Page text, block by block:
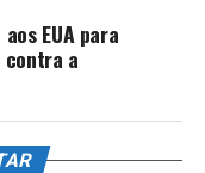
EUA para
contra a